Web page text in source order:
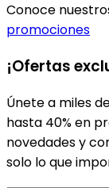
Conoce
promociones
¡Ofertas
Únete a miles
hasta 40% en
novedades y
solo lo que